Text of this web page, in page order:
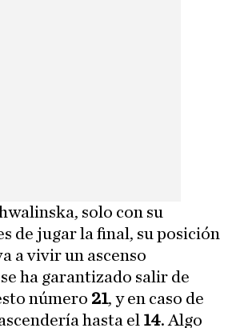
solo con su
de jugar la final, su posición
a vivir un ascenso
ha garantizado salir de
número 21, y en caso de
hasta el 14. Algo